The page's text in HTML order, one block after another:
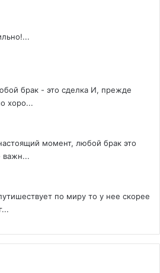
брак - это сделка И, прежде
хоро...
момент, любой брак это
важн...
по миру то у нее скорее